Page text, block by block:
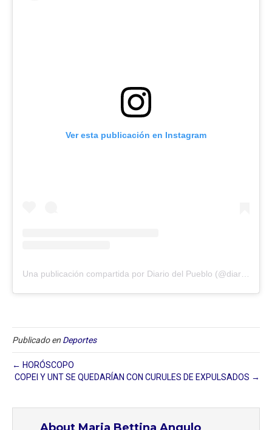
Ver esta publicación en Instagram
Publicado en Deportes
← HORÓSCOPO
COPEI Y UNT SE QUEDARÍAN CON CURULES DE EXPULSADOS →
About Maria Bettina Angulo